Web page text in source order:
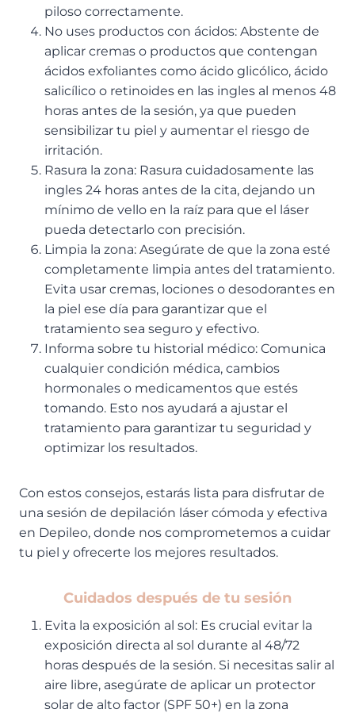
piloso correctamente.
No uses productos con ácidos: Abstente de
aplicar cremas o productos que contengan
ácidos exfoliantes como ácido glicólico, ácido
salicílico o retinoides en las ingles al menos 48
horas antes de la sesión, ya que pueden
sensibilizar tu piel y aumentar el riesgo de
irritación.
Rasura la zona: Rasura cuidadosamente las
ingles 24 horas antes de la cita, dejando un
mínimo de vello en la raíz para que el láser
pueda detectarlo con precisión.
Limpia la zona: Asegúrate de que la zona esté
completamente limpia antes del tratamiento.
Evita usar cremas, lociones o desodorantes en
la piel ese día para garantizar que el
tratamiento sea seguro y efectivo.
Informa sobre tu historial médico: Comunica
cualquier condición médica, cambios
hormonales o medicamentos que estés
tomando. Esto nos ayudará a ajustar el
tratamiento para garantizar tu seguridad y
optimizar los resultados.
Con estos consejos, estarás lista para disfrutar de
una sesión de depilación láser cómoda y efectiva
en Depileo, donde nos comprometemos a cuidar
tu piel y ofrecerte los mejores resultados.
Cuidados después de tu sesión
Evita la exposición al sol: Es crucial evitar la
exposición directa al sol durante al 48/72
horas después de la sesión. Si necesitas salir al
aire libre, asegúrate de aplicar un protector
solar de alto factor (SPF 50+) en la zona